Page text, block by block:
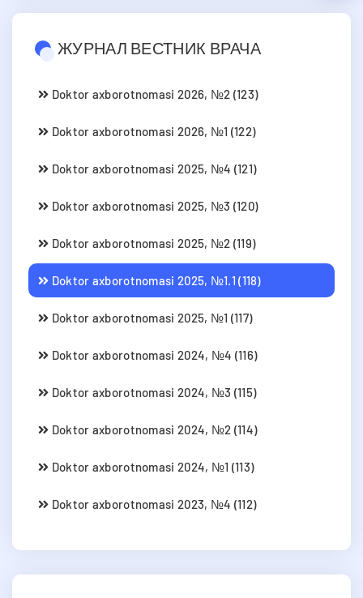
ЖУРНАЛ ВЕСТНИК ВРАЧА
Doktor axborotnomasi 2026, №2 (123)
Doktor axborotnomasi 2026, №1 (122)
Doktor axborotnomasi 2025, №4 (121)
Doktor axborotnomasi 2025, №3 (120)
Doktor axborotnomasi 2025, №2 (119)
Doktor axborotnomasi 2025, №1.1 (118)
Doktor axborotnomasi 2025, №1 (117)
Doktor axborotnomasi 2024, №4 (116)
Doktor axborotnomasi 2024, №3 (115)
Doktor axborotnomasi 2024, №2 (114)
Doktor axborotnomasi 2024, №1 (113)
Doktor axborotnomasi 2023, №4 (112)